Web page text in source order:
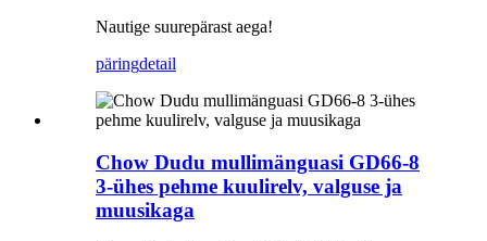
Nautige suurepärast aega!
päringdetail
Chow Dudu mullimänguasi GD66-8
3-ühes pehme kuulirelv, valguse ja
muusikaga